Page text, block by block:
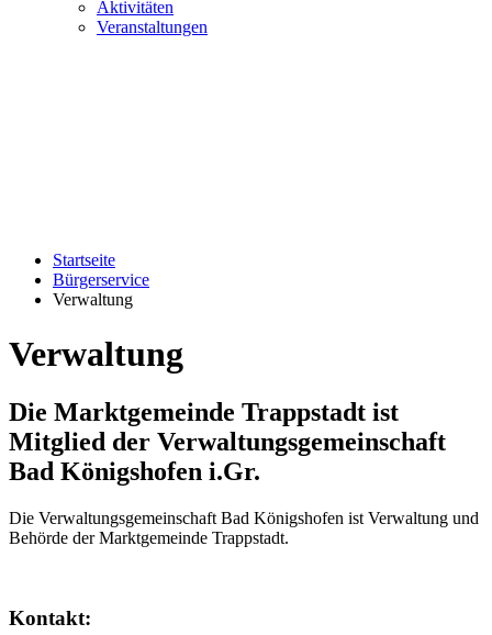
Aktivitäten
Veranstaltungen
Startseite
Bürgerservice
Verwaltung
Verwaltung
Die Marktgemeinde Trappstadt ist
Mitglied der Verwaltungsgemeinschaft
Bad Königshofen i.Gr.
Die Verwaltungsgemeinschaft Bad Königshofen ist Verwaltung und
Behörde der Marktgemeinde Trappstadt.
Kontakt: